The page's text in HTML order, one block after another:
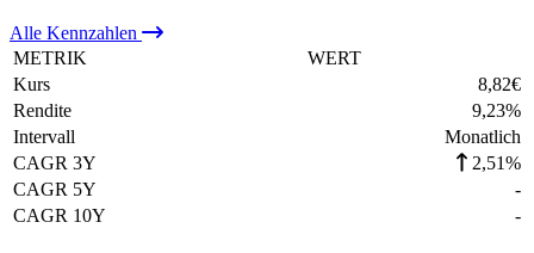
Alle Kennzahlen
METRIK
WERT
Kurs
8,82€
Rendite
9,23%
Intervall
Monatlich
CAGR 3Y
2,51%
CAGR 5Y
-
CAGR 10Y
-